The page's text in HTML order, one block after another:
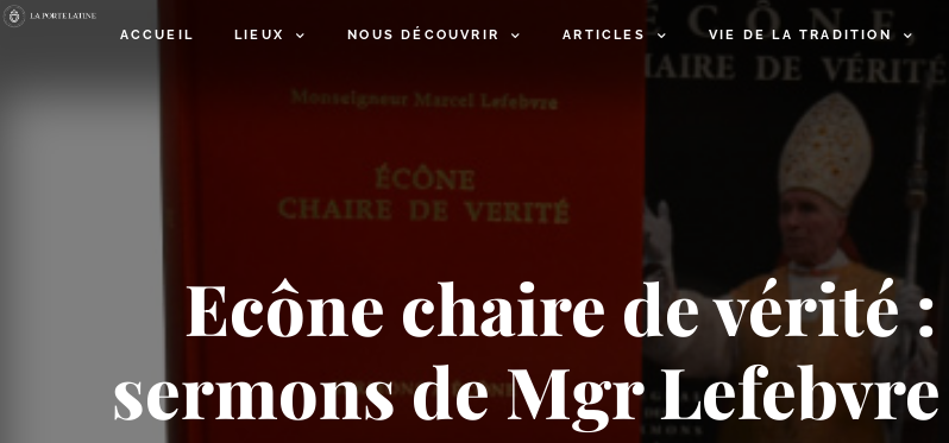
ACCUEIL LIEUX NOUS DÉCOUVRIR ARTICLES VIE DE LA TRADITION
Ecône chaire de vérité
sermons de Mgr